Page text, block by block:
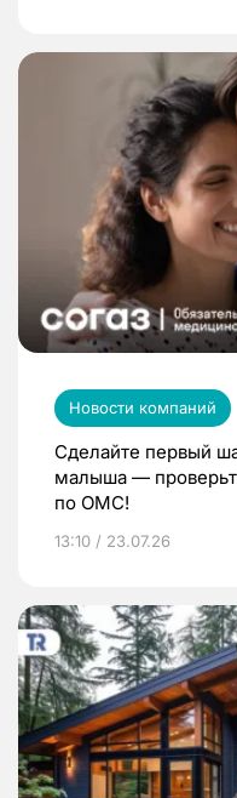
Новости компаний
Сделайте первый
малыша —
по ОМС!
13:10 / 23.07.26